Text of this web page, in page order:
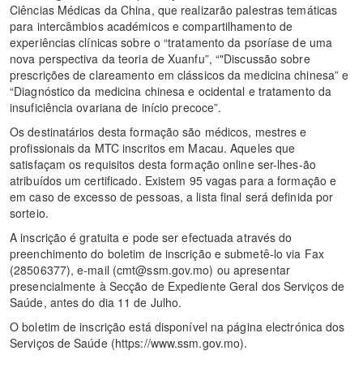
Ciências Médicas da China, que realizarão palestras temáticas
para intercâmbios académicos e compartilhamento de
experiências clínicas sobre o “tratamento da psoríase de uma
nova perspectiva da teoria de Xuanfu”, “"Discussão sobre
prescrições de clareamento em clássicos da medicina chinesa” e
“Diagnóstico da medicina chinesa e ocidental e tratamento da
insuficiência ovariana de início precoce”.
Os destinatários desta formação são médicos, mestres e
profissionais da MTC inscritos em Macau. Aqueles que
satisfaçam os requisitos desta formação online ser-lhes-ão
atribuídos um certificado. Existem 95 vagas para a formação e
em caso de excesso de pessoas, a lista final será definida por
sorteio.
A inscrição é gratuita e pode ser efectuada através do
preenchimento do boletim de inscrição e submetê-lo via Fax
(28506377), e-mail (cmt@ssm.gov.mo) ou apresentar
presencialmente à Secção de Expediente Geral dos Serviços de
Saúde, antes do dia 11 de Julho.
O boletim de inscrição está disponível na página electrónica dos
Serviços de Saúde (https://www.ssm.gov.mo).